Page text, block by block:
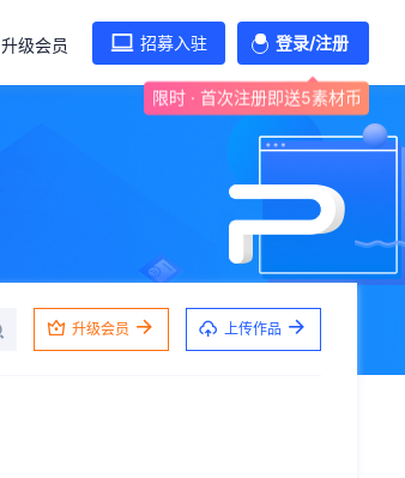
升级会员 招募入驻 登录/注册
限时 · 首次注册即送5素材币
升级会员 上传作品